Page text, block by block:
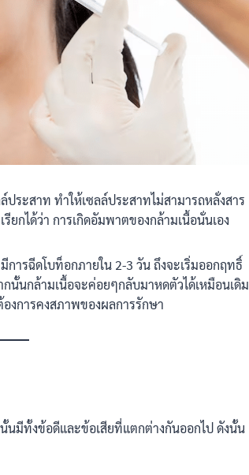
ระสาท ทำให้เซลล์ประสาทไม่สามารถหลั่งสาร
ยกได้ว่า การเกิดอัมพาตของกล้ามเนื้อนั่นเอง
ารฉีดโบท็อกภายใน 2-3 วัน ถึงจะเริ่มออกฤทธิ์
นั้นกล้ามเนื้อจะค่อยๆกลับมาหดตัวได้เหมือนเดิม
งการคงสภาพของผลการรักษา
นมีทั้งข้อดีและข้อเสียที่แตกต่างกันออกไป ดังนั้น